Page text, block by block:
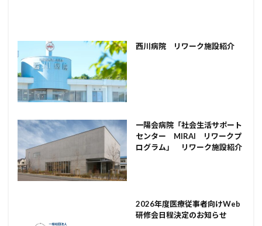
西川病院 リワーク施設紹介
一陽会病院「社会生活サポート
センター MIRAI リワークプ
ログラム」 リワーク施設紹介
2026年度医療従事者向けWeb
研修会日程決定のお知らせ